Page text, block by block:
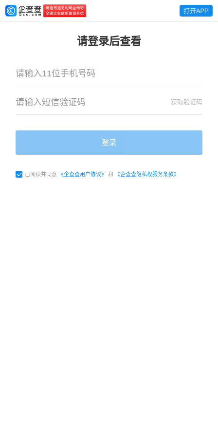
请登录后查看
获取验证码
登录
已阅读并同意 《企查查用户协议》 和 《企查查隐私权服务条款》